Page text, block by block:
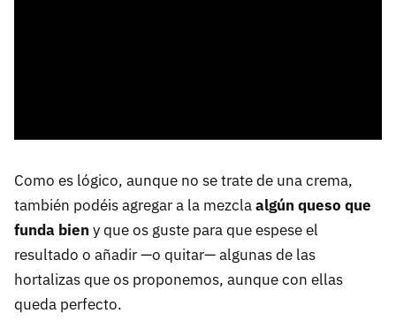
Como es lógico, aunque no se trate de una crema,
también podéis agregar a la mezclaalgún queso que
funda bien y que os guste para que espese el
resultado o añadir —o quitar— algunas de las
hortalizas que os proponemos, aunque con ellas
queda perfecto.